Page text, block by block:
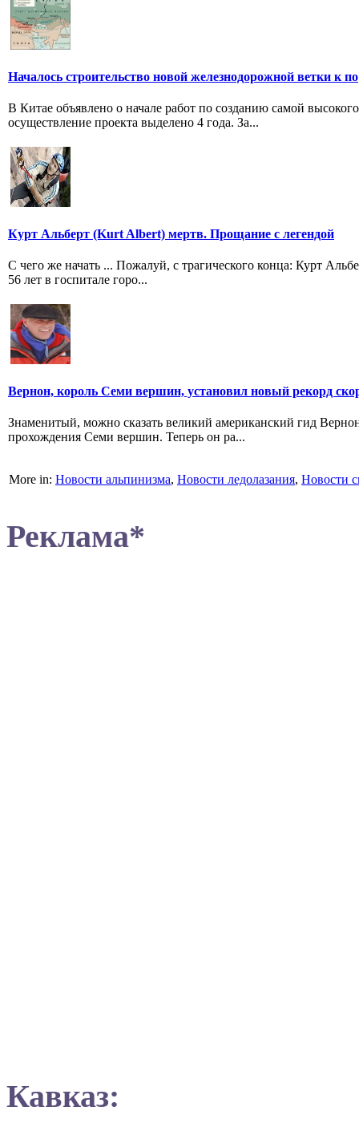
Началось строительство новой железнодорожной ветки к по
В Китае объявлено о начале работ по созданию самой
осуществление проекта выделено 4 года. За...
Курт Альберт (Kurt Albert) мертв. Прощание с легендой
C чего же начать ... Пожалуй, с трагического конца: Курт
56 лет в госпитале горо...
Вернон, король Семи вершин, установил новый рекорд
Знаменитый, можно сказать великий американский гид
прохождения Семи вершин. Теперь он ра...
More in: Новости альпинизма, Новости ледолазания, Новости
Реклама*
Кавказ: